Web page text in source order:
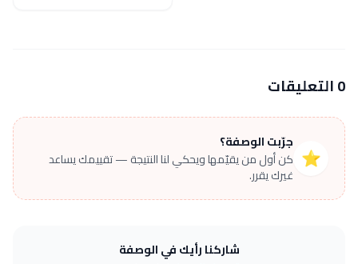
0 التعليقات
⭐
جرّبت الوصفة؟
كن أول من يقيّمها ويحكي لنا النتيجة — تقييمك يساعد
غيرك يقرر.
شاركنا رأيك في الوصفة